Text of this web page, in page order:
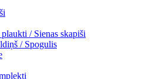
/ Sienas skapiši
/ Spogulis